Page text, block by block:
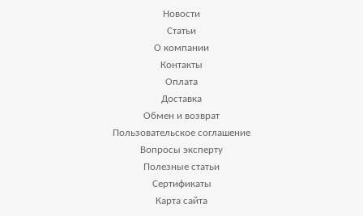
Новости
Статьи
О компании
Контакты
Оплата
Доставка
Обмен и возврат
Пользовательское соглашение
Вопросы эксперту
Полезные статьи
Сертификаты
Карта сайта